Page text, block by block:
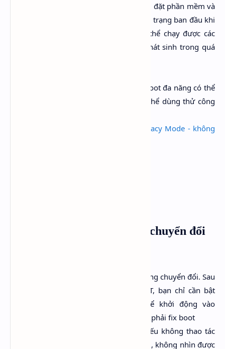
Windows thật, trên WinPE bạn có thể cài đặt phần mềm và
chạy như trên Windows và sẽ trả về tình trạng ban đầu khi
tắt máy, lợi dụng đặc điểm này ta có thể chạy được các
công cụ cứu hộ để giải quyết các lỗi phát sinh trong quá
Nếu bạn muốn sở hữu một chiếc USB boot đa năng có thể
boot được WinPE, Linux live ISO ... có thể dùng thử công
Multiboot USB Flash Drive for UEFI/Legacy Mode - không
Tool khuyên dùng cho việc chuyển đổi
Ưu điểm: là một tool mạnh mẽ trong chuyển đổi. Sau
khi chuyển đổi từ MBR sang GPT, bạn chỉ cần bật
UEFI trong mainboard là có thể khởi động vào
Windows ở chế độ UEFI mà không phải fix boot
Nhược: Có thể gây mất dữ liệu nếu không thao tác
đúng và hiểu rõ cơ chế chuyển đổi, không nhìn được